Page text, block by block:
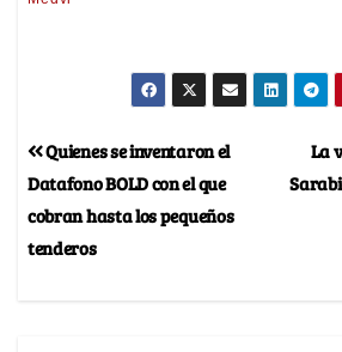
La
Quienes se inventaron el
Datafono BOLD con el que
cobran hasta los pequeños
tenderos